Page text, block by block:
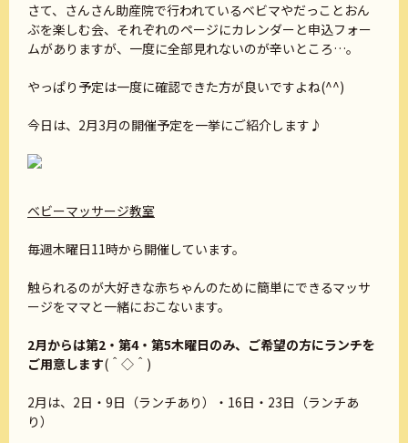
さて、さんさん助産院で行われているベビマやだっことおん
ぶを楽しむ会、それぞれのページにカレンダーと申込フォー
ムがありますが、一度に全部見れないのが辛いところ…。
やっぱり予定は一度に確認できた方が良いですよね(^^)
今日は、2月3月の開催予定を一挙にご紹介します♪
ベビーマッサージ教室
毎週木曜日11時から開催しています。
触られるのが大好きな赤ちゃんのために簡単にできるマッサ
ージをママと一緒におこないます。
2月からは第2・第4・第5木曜日のみ、ご希望の方にランチを
ご用意します(＾◇＾)
2月は、2日・9日（ランチあり）・16日・23日（ランチあ
り）